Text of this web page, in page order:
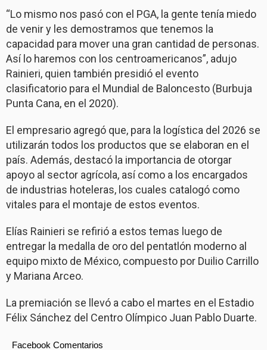
“Lo mismo nos pasó con el PGA, la gente tenía miedo
de venir y les demostramos que tenemos la
capacidad para mover una gran cantidad de personas.
Así lo haremos con los centroamericanos”, adujo
Rainieri, quien también presidió el evento
clasificatorio para el Mundial de Baloncesto (Burbuja
Punta Cana, en el 2020).
El empresario agregó que, para la logística del 2026 se
utilizarán todos los productos que se elaboran en el
país. Además, destacó la importancia de otorgar
apoyo al sector agrícola, así como a los encargados
de industrias hoteleras, los cuales catalogó como
vitales para el montaje de estos eventos.
Elías Rainieri se refirió a estos temas luego de
entregar la medalla de oro del pentatlón moderno al
equipo mixto de México, compuesto por Duilio Carrillo
y Mariana Arceo.
La premiación se llevó a cabo el martes en el Estadio
Félix Sánchez del Centro Olímpico Juan Pablo Duarte.
Facebook Comentarios